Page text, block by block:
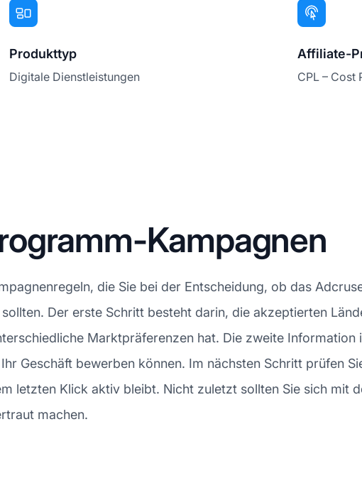
Produkttyp
Digitale Dienstleistungen
Affiliate-
CPL – Cost
Kampagnen
die Sie bei der Entscheidung, ob das
Der erste Schritt besteht darin, die akzeptierten
Marktpräferenzen hat. Die zweite
Geschäft bewerben können. Im nächsten Schritt prüfen
letzten Klick aktiv bleibt. Nicht zuletzt sollten Sie sich mit
machen.